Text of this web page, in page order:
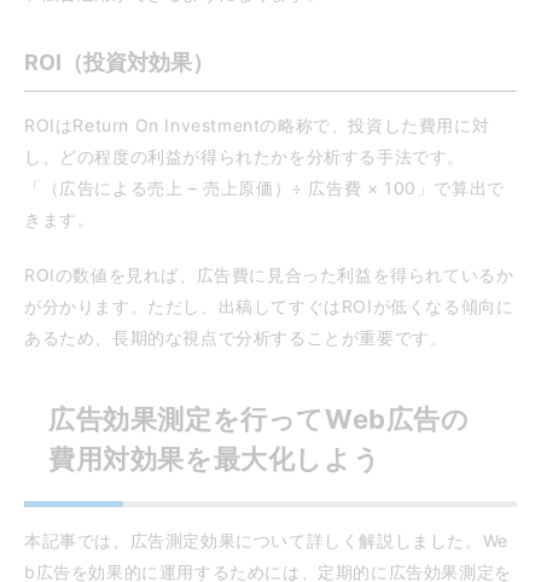
ROI（投資対効果）
ROIはReturn On Investmentの略称で、投資した費用に対
し、どの程度の利益が得られたかを分析する手法です。
「（広告による売上 – 売上原価）÷ 広告費 × 100」で算出で
きます。
ROIの数値を見れば、広告費に見合った利益を得られているか
が分かります。ただし、出稿してすぐはROIが低くなる傾向に
あるため、長期的な視点で分析することが重要です。
広告効果測定を行ってWeb広告の
費用対効果を最大化しよう
本記事では、広告測定効果について詳しく解説しました。We
b広告を効果的に運用するためには、定期的に広告効果測定を